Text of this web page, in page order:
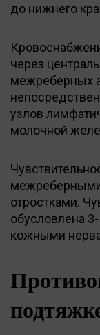
до нижнего
через
межреберных
узлов
молочной
отростками.
обусловлена
кожными